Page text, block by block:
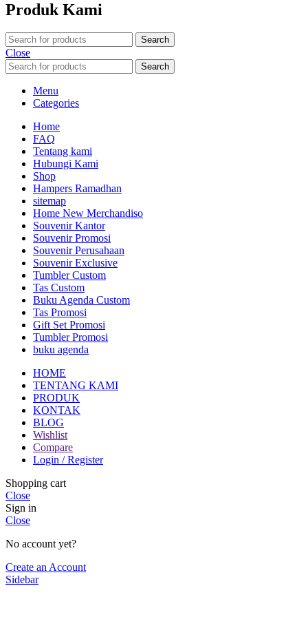
Produk Kami
Search
Close
Search
Menu
Categories
Home
FAQ
Tentang kami
Hubungi Kami
Shop
Hampers Ramadhan
sitemap
Home New Merchandiso
Souvenir Kantor
Souvenir Promosi
Souvenir Perusahaan
Souvenir Exclusive
Tumbler Custom
Tas Custom
Buku Agenda Custom
Tas Promosi
Gift Set Promosi
Tumbler Promosi
buku agenda
HOME
TENTANG KAMI
PRODUK
KONTAK
BLOG
Wishlist
Compare
Login / Register
Shopping cart
Close
Sign in
Close
No account yet?
Create an Account
Sidebar